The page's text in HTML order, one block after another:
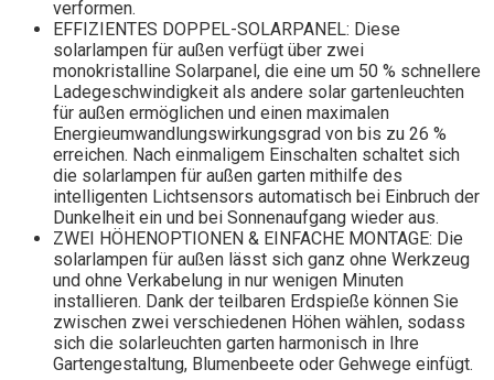
verformen.
EFFIZIENTES DOPPEL-SOLARPANEL: Diese
solarlampen für außen verfügt über zwei
monokristalline Solarpanel, die eine um 50 % schnellere
Ladegeschwindigkeit als andere solar gartenleuchten
für außen ermöglichen und einen maximalen
Energieumwandlungswirkungsgrad von bis zu 26 %
erreichen. Nach einmaligem Einschalten schaltet sich
die solarlampen für außen garten mithilfe des
intelligenten Lichtsensors automatisch bei Einbruch der
Dunkelheit ein und bei Sonnenaufgang wieder aus.
ZWEI HÖHENOPTIONEN & EINFACHE MONTAGE: Die
solarlampen für außen lässt sich ganz ohne Werkzeug
und ohne Verkabelung in nur wenigen Minuten
installieren. Dank der teilbaren Erdspieße können Sie
zwischen zwei verschiedenen Höhen wählen, sodass
sich die solarleuchten garten harmonisch in Ihre
Gartengestaltung, Blumenbeete oder Gehwege einfügt.